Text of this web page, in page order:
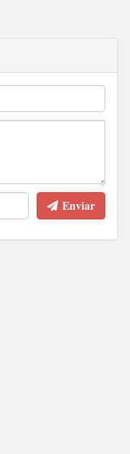
Enviar